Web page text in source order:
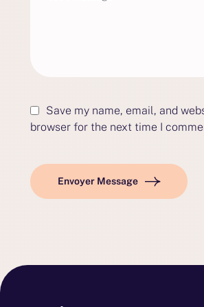
Save my name, email, and
browser for the next time I
Envoyer Message